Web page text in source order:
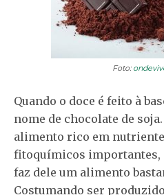
Foto:
Quando o doce é feito à
nome de chocolate de
alimento rico em
fitoquímicos importantes,
faz dele um alimento
Costumando ser